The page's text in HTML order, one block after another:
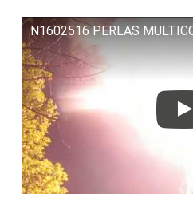
N1602516 PERLAS